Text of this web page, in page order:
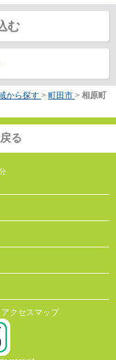
む
から探す > 町田市 > 相原町
る
アクセスマップ